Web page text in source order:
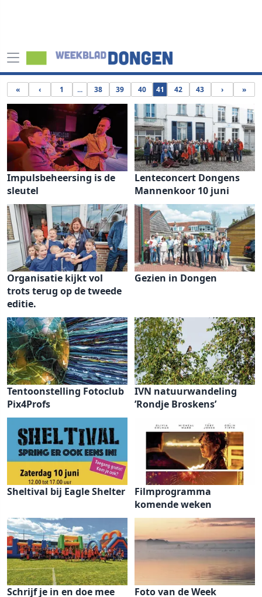
« ‹ 1 ... 38 39 40 41 42 43 › »
Impulsbeheersing is de
sleutel
Lenteconcert Dongens
Mannenkoor 10 juni
Organisatie kijkt vol
trots terug op de tweede
editie.
Gezien in Dongen
Tentoonstelling Fotoclub
Pix4Profs
IVN natuurwandeling
’Rondje Broskens’
Sheltival bij Eagle Shelter
Filmprogramma
komende weken
Schrijf je in en doe mee
Foto van de Week